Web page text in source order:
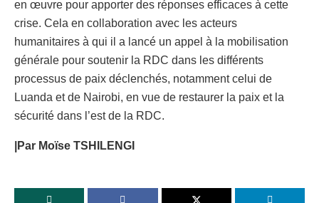
en œuvre pour apporter des réponses efficaces à cette
crise. Cela en collaboration avec les acteurs
humanitaires à qui il a lancé un appel à la mobilisation
générale pour soutenir la RDC dans les différents
processus de paix déclenchés, notamment celui de
Luanda et de Nairobi, en vue de restaurer la paix et la
sécurité dans l’est de la RDC.
|Par Moïse TSHILENGI